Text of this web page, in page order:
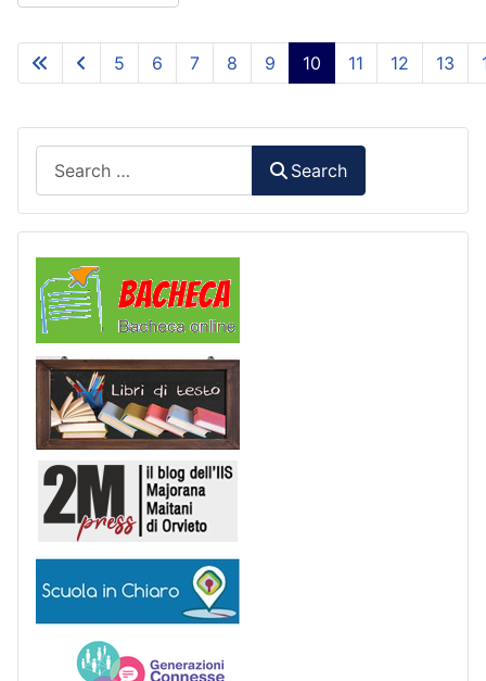
Page 10 of 93
5 6 7 8 9 10 11 12 13
Search
Libri di Testo
Scuola in chiaro